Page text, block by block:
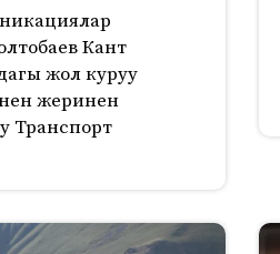
Кант
жол куруу
жеринен
Транспорт